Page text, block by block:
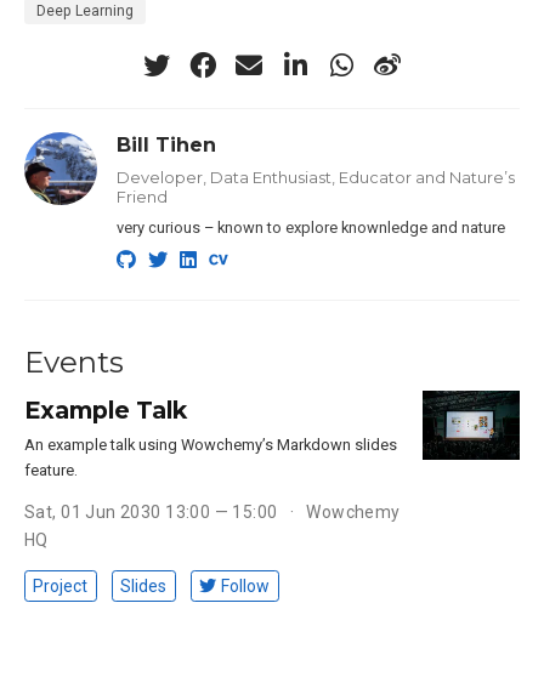
Deep Learning
Bill Tihen
Developer, Data Enthusiast, Educator and Nature’s
Friend
very curious – known to explore knownledge and nature
Events
Example Talk
An example talk using Wowchemy’s Markdown slides
feature.
Sat, 01 Jun 2030 13:00 — 15:00
Wowchemy
HQ
Project Slides Follow